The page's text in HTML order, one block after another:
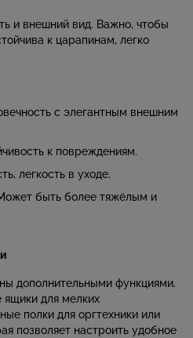
и внешний вид. Важно, чтобы
к царапинам, легко
с элегантным внешним
к повреждениям.
легкость в уходе.
быть более тяжёлым и
дополнительными функциями.
для мелких
полки для оргтехники или
позволяет настроить удобное